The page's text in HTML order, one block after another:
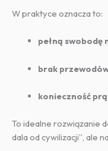
W praktyce oznacza to:
pełną swobodę
brak
konieczność
To idealne rozwiązanie
dala od cywilizacji”, ale